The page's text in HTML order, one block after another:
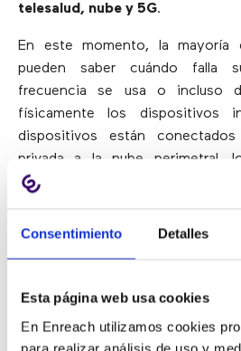
Consentimiento Detalles
Esta página web usa cookies
En Enreach utilizamos cookies
para realizar análisis de uso y
telesalud, nube y 5G.
En este momento, la mayoría
pueden saber cuándo falla
frecuencia se usa o incluso
físicamente los dispositivos
dispositivos están
privada a la nube perimetral,
monitorearlos.
Esto conduce a
hospitalarios tienen la
mantenimiento o reemplazo
Las aplicaciones de IA